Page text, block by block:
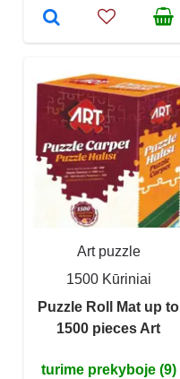
Art puzzle
1500 Kūriniai
Puzzle Roll Mat up to
1500 pieces Art
turime prekyboje (9)